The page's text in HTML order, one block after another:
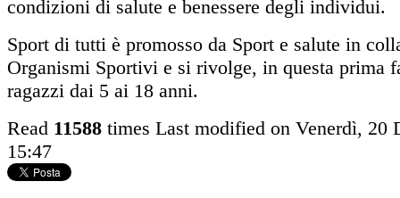
condizioni di salute e benessere degli individui.
Sport di tutti è promosso da Sport e salute in
Organismi Sportivi e si rivolge, in questa prima
ragazzi dai 5 ai 18 anni.
Read 11588 times Last modified on Venerdì, 20
15:47